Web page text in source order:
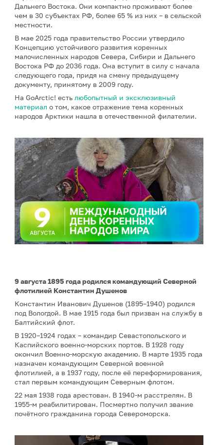
Дальнего Востока. Они компактно проживают более
чем в 30 субъектах РФ, более 65 % из них – в сельской
местности.
В мае 2025 года правительство России утвердило
Концепцию устойчивого развития коренных
малочисленных народов Севера, Сибири и Дальнего
Востока РФ до 2036 года. Она вступит в силу с начала
следующего года, придя на смену предыдущему
документу, принятому в 2009 году.
На GoArctic! есть любопытный и эксклюзивный
материал о том, какое отражение тема коренных
народов Арктики нашла в отечественной филателии.
9 августа 1895 года родился командующий Северной
флотилией Константин Душенов
Константин Иванович Душенов (1895–1940) родился
под Вологдой. В мае 1915 года был призван на службу в
Балтийский флот.
В 1920–1924 годах – командир Севастопольского и
Каспийского военно-морских портов. В 1928 году
окончил Военно-морскую академию. В марте 1935 года
назначен командующим Северной военной
флотилией, а в 1937 году, после её переформирования,
стал первым командующим Северным флотом.
22 мая 1938 года арестован. В 1940-м расстрелян. В
1955-м реабилитирован. Посмертно получил звание
почётного гражданина города Североморска.